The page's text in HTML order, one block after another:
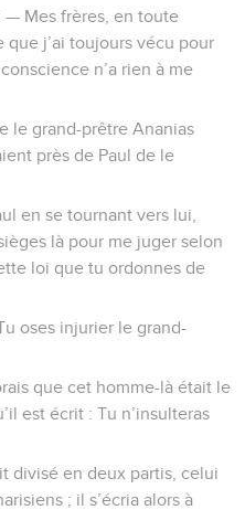
— Mes frères, en toute
j’ai toujours vécu pour
n’a rien à me
le grand-prêtre Ananias
près de Paul de le
en se tournant vers lui,
là pour me juger selon
loi que tu ordonnes de
oses injurier le grand-
que cet homme-là était le
est écrit : Tu n’insulteras
divisé en deux partis, celui
; il s’écria alors à